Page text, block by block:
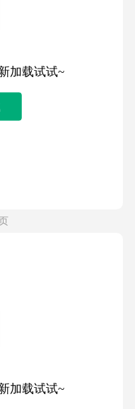
加载试试~
加载试试~